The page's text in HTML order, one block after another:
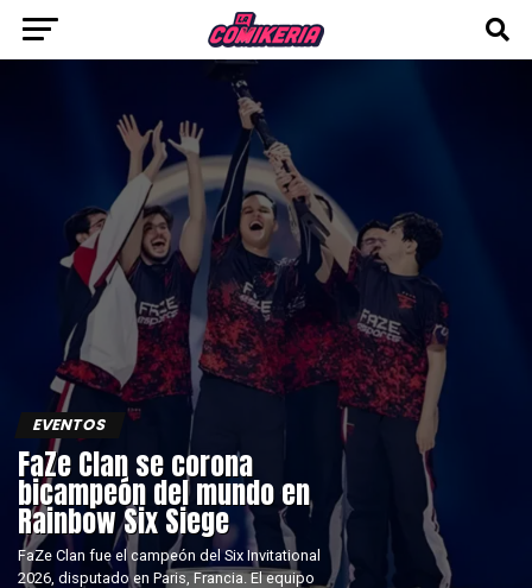
EVENTOS
FaZe Clan se corona
bicampeón del mundo en
Rainbow Six Siege
FaZe Clan fue el campeón del Six Invitational
2026, disputado en Paris, Francia. El equipo